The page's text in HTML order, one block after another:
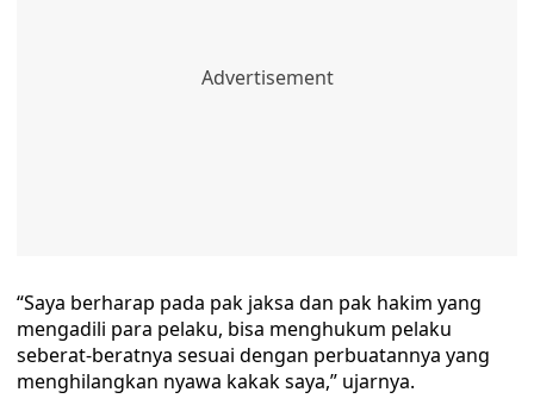
“Saya berharap pada pak jaksa dan pak hakim yang
mengadili para pelaku, bisa menghukum pelaku
seberat-beratnya sesuai dengan perbuatannya yang
menghilangkan nyawa kakak saya,” ujarnya.